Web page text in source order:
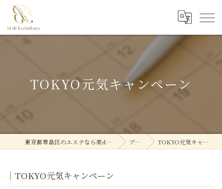
TOKYO元気キャンペーン
東京都豊島区のエステなら美deクリニカル ブログ TOKYO元気キャンペーン
TOKYO元気キャンペーン